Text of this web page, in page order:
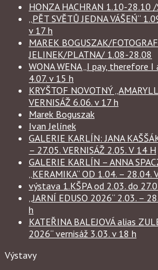
HONZA HACHRAN 1.10-28.10
„PĚT SVĚTŮ JEDNA VÁŠEŃ“
v 17 h
MAREK BOGUSZAK/
JELINEK/PLATNA/ 1.08-28.08
WONA WENA „I pay, therefore I
4.07. v 15 h
KRYŠTOF NOVOTNÝ
VERNISÁŽ 6.06. v 17 h
Marek Boguszak
Ivan Jelínek
GALERIE KARLÍN: JANA
– 27.05. VERNISÁŽ 2.05. V 14 H
GALERIE KARLÍN – ANNA
„KERAMIKA“ OD 1.04. – 28.04.
výstava 1.KŠPA od 2.03. do
„JARNÍ EDUSO 2026“ 2.03. –
h
KATEŘINA BALEJOVÁ alias
2026“ vernisáž 3.03. v 18 h
Výstavy